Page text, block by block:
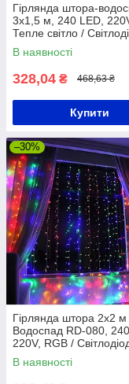
Гірлянда штора-
3х1,5 м, 240 LED,
Тепле світло /
гірлянда-завіса на вікно
В наявності
328,04 ₴ 468,63 ₴
Купити
–30%
Гірлянда штора 2х2 м
Водоспад RD-080,
220V, RGB /
новорічна гірлянда на
В наявності